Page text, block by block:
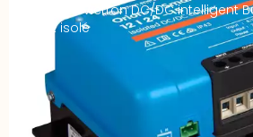
Chargeur Victron DC/DC intelligent
Smart isolé